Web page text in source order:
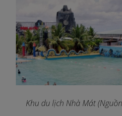
Khu du lịch Nhà Mát